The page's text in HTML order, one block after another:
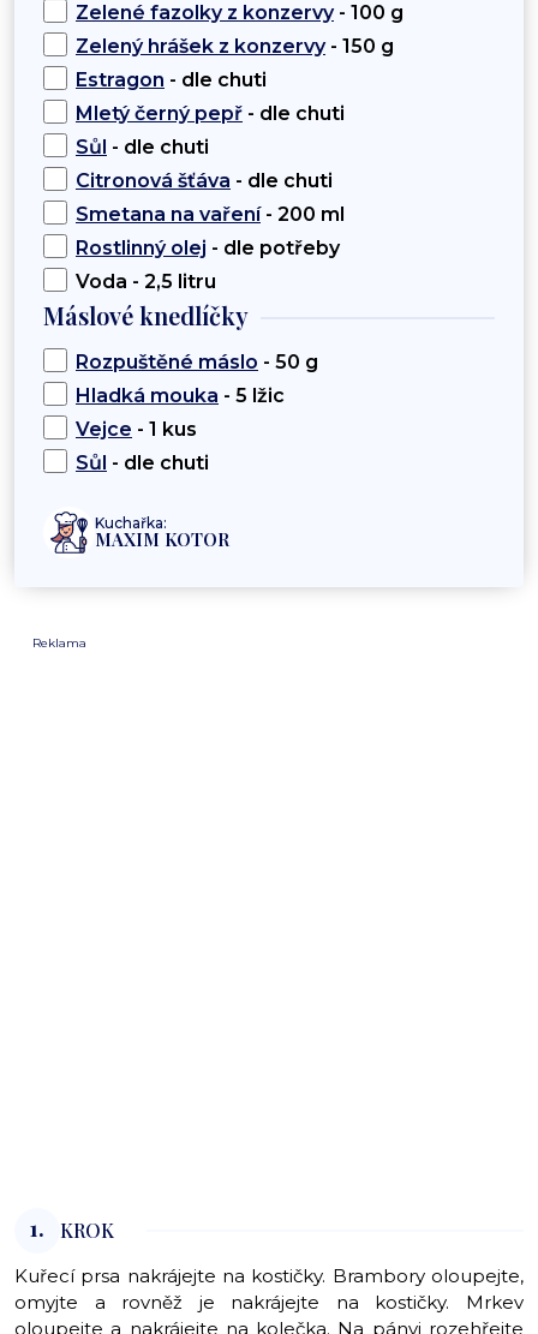
Zelené fazolky z konzervy- 100 g
Zelený hrášek z konzervy- 150 g
Estragon - dle chuti
Mletý černý pepř - dle chuti
Sůl - dle chuti
Citronová šťáva - dle chuti
Smetana na vaření- 200 ml
Rostlinný olej - dle potřeby
Voda - 2,5 litru
Máslové knedlíčky
Rozpuštěné máslo - 50 g
Hladká mouka - 5 lžic
Vejce - 1 kus
Sůl - dle chuti
Kuchařka:
MAXIM KOTOR
Reklama
1. KROK
Kuřecí prsa nakrájejte na kostičky. Brambory oloupejte,
omyjte a rovněž je nakrájejte na kostičky. Mrkev
oloupejte a nakrájejte na kolečka. Na pánvi rozehřejte